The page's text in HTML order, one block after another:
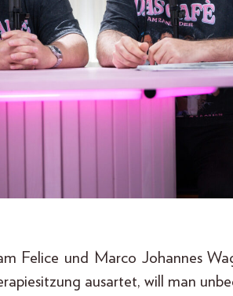
Felice und Marco Johannes
ausartet, will man